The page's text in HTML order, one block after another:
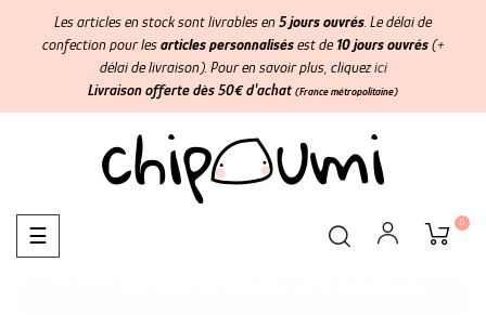
Les articles en stock sont livrables en5 jours ouvrés . Le délai de
confection pour lesarticles personnalisésest de10 jours ouvrés(+
délai de livraison). Pour en savoir plus, cliquezici
Livraison offerte dès 50€ d'achat (France métropolitaine)
Basculer
la
☰
0